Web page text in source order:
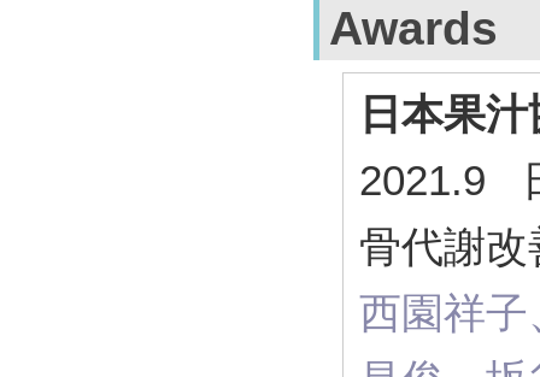
Awards
日本果
2021.9
骨代謝
西園祥